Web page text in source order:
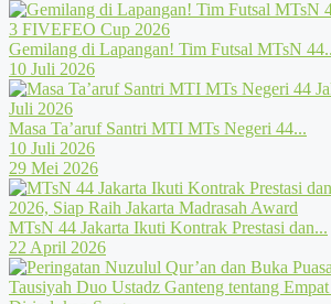
Gemilang di Lapangan! Tim Futsal MTsN
10 Juli 2026
Masa Ta’aruf Santri MTI MTs Negeri 44...
10 Juli 2026
29 Mei 2026
MTsN 44 Jakarta Ikuti Kontrak Prestasi dan...
22 April 2026